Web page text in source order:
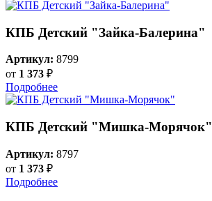
КПБ Детский "Зайка-Балерина"
Артикул: 8799
от 1 373 ₽
Подробнее
КПБ Детский "Мишка-Морячок"
Артикул: 8797
от 1 373 ₽
Подробнее